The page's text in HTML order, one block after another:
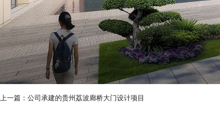
上一篇： 公司承建的贵州荔波廊桥大门设计项目